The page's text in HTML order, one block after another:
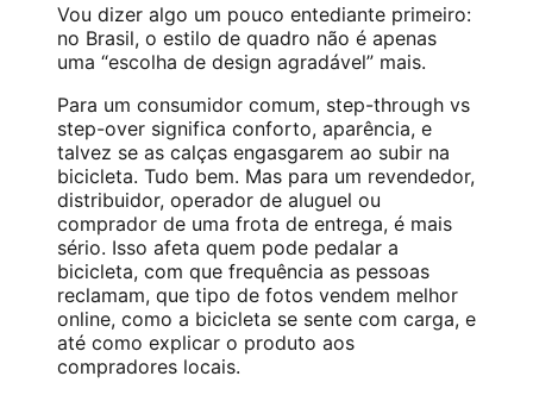
Vou dizer algo um pouco entediante primeiro:
no Brasil, o estilo de quadro não é apenas
uma “escolha de design agradável” mais.
Para um consumidor comum, step-through vs
step-over significa conforto, aparência, e
talvez se as calças engasgarem ao subir na
bicicleta. Tudo bem. Mas para um revendedor,
distribuidor, operador de aluguel ou
comprador de uma frota de entrega, é mais
sério. Isso afeta quem pode pedalar a
bicicleta, com que frequência as pessoas
reclamam, que tipo de fotos vendem melhor
online, como a bicicleta se sente com carga, e
até como explicar o produto aos
compradores locais.